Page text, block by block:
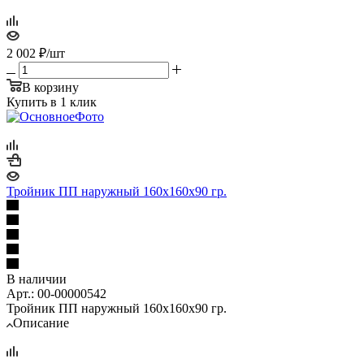
2 002 ₽/шт
В корзину
Купить в 1 клик
Тройник ПП наружный 160х160х90 гр.
В наличии
Арт.: 00-00000542
Тройник ПП наружный 160х160х90 гр.
Описание